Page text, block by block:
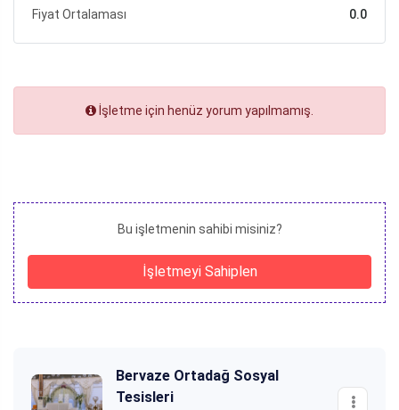
Fiyat Ortalaması
0.0
İşletme için henüz yorum yapılmamış.
Bu işletmenin sahibi misiniz?
İşletmeyi Sahiplen
Bervaze Ortadağ Sosyal
Tesisleri